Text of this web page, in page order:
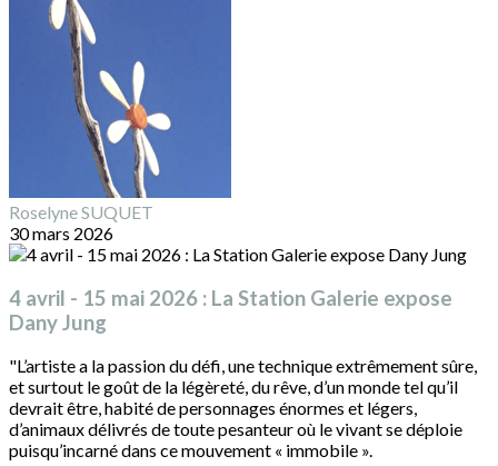
Roselyne SUQUET
30 mars 2026
4 avril - 15 mai 2026 : La Station Galerie expose
Dany Jung
"L’artiste a la passion du défi, une technique extrêmement sûre,
et surtout le goût de la légèreté, du rêve, d’un monde tel qu’il
devrait être, habité de personnages énormes et légers,
d’animaux délivrés de toute pesanteur où le vivant se déploie
puisqu’incarné dans ce mouvement « immobile ».